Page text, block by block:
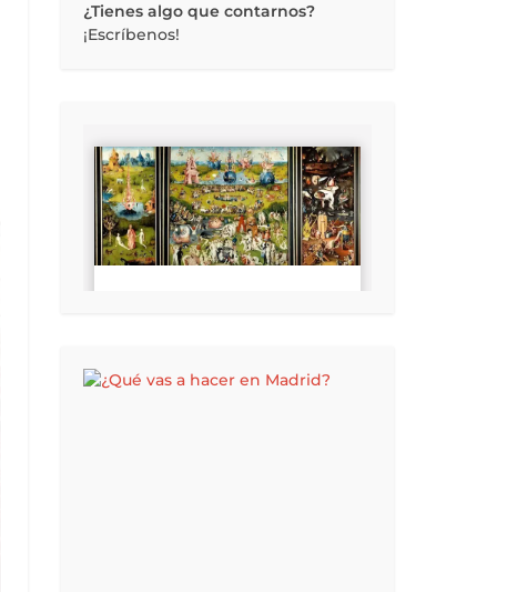
¿Tienes algo que contarnos?
¡Escríbenos!